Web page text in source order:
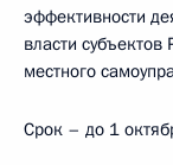
эффективности
власти
местного
Срок – до 1